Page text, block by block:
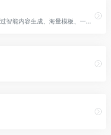
AI PPT在线智能制作工具，通过智能内容生成、海量模板、一键换肤、在线素材库等功能，简化PPT制作流程，提升设计效率。